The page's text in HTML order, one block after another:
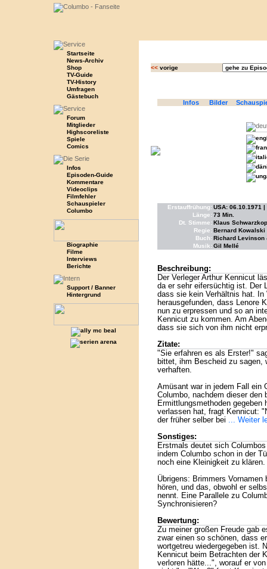
Startseite
News-Archiv
Shop
TV-Guide
TV-History
Umfragen
Gästebuch
Forum
Mitglieder
Highscoreliste
Spiele
Comics
Infos
Episoden-Guide
Kommentare
Videoclips
Filmfehler
Schauspieler
Columbo
Biographie
Filme
Interviews
Berichte
Support / Banner
Hintergrund
<<vorige
Infos Bilder
Erstauffrühung: USA: 06.10.1971 |
Länge: 73 Min.
Dt. Stimme: Klaus
Regie: Bernard Kowalski
Buch: Richard Levinson
Musik: Gil Mellé
Beschreibung:
Der Verleger Arthur Kennicut
da er sehr eifersüchtig ist. Der
dass sie kein Verhältnis hat.
herausgefunden, dass Lenore
nun zu erpressen und so an
Kennicut zu kommen. Am
dass sie sich von ihm nicht
Zitate:
"Sie erfahren es als Erster!"
bittet, ihm Bescheid zu sagen,
verhaften.
Amüsant war in jedem Fall ein
Columbo, nachdem dieser den
Ermittlungsmethoden
verlassen hat, fragt Kennicut:
der früher selber bei ... Weiter
Sonstiges:
Erstmals deutet sich
indem Columbo schon in der
noch eine Kleinigkeit zu klären.
Übrigens: Brimmers
hören, und das, obwohl er
nennt. Eine Parallele zu
Synchronisieren?
Bewertung:
Zu meiner großen Freude gab
zwar einen so schönen, dass
wortgetreu wiedergegeben ist.
Kennicut beim Betrachten der
verloren hätte...", worauf er